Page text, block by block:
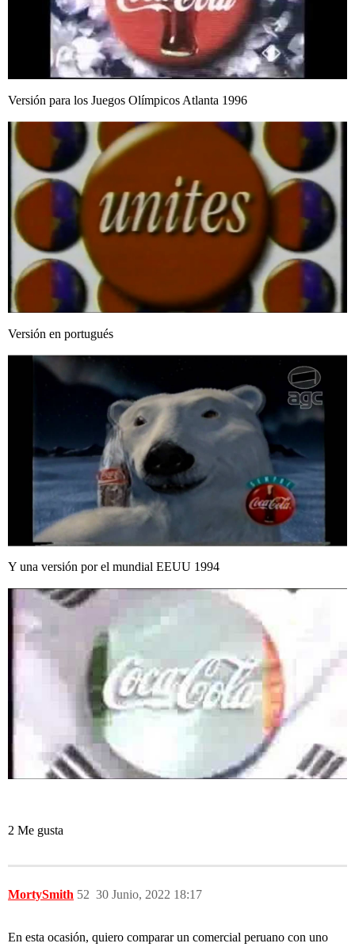
Versión para los Juegos Olímpicos Atlanta 1996
Versión en portugués
Y una versión por el mundial EEUU 1994
2 Me gusta
MortySmith 30 Junio, 2022 18:17
52
En esta ocasión, quiero comparar un comercial peruano con uno